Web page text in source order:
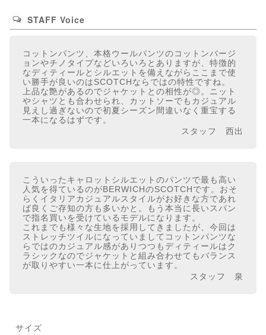
STAFF Voice
コットンパンツ、本格ウールパンツのコットンバージ
ョンやチノタイプなどいろいろとありますが、特徴的
なディティールとシルエットを備えながらここまで使
い勝手が良いのはSCOTCHならではの特性ですね。
上品な艶があるのでジャケットとの相性が◎。ニット
やシャツとも合わせられ、カットソーでもカジュアル
見えし過ぎないので初夏シーズン間違いなく重宝する
一本になるはずです。
スタッフ 西出
こういったキャロットシルエットのパンツで最も高い
人気を得ているのがBERWICHのSCOTCHです。おそ
らくイタリアカジュアルスタイルがお好きな方であれ
ば良くご存知の方も多いかと。もう本当に長いスパン
で指名買いを受けているモデルになります。
これまでも様々な生地を採用してきましたが、今回は
ストレッチツイルになっていましてコットンパンツな
らではのカジュアル感がありつつもディティールはク
ラシックなのでジャケットと組み合わせてもバランス
が取りやすい一本に仕上がっています。
スタッフ 泉
サイズ